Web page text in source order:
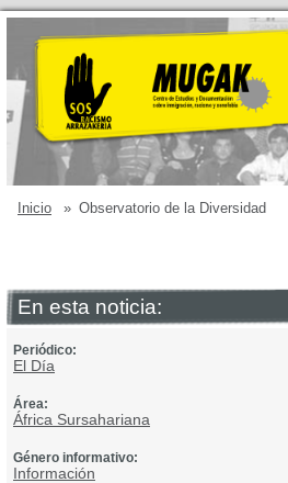
Inicio » Observatorio de la Diversidad
En esta noticia:
Periódico:
El Día
Área:
África Sursahariana
Género informativo:
Información